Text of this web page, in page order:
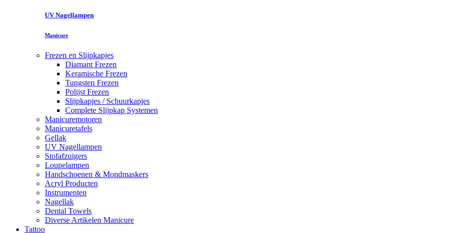
UV Nagellampen
Manicure
Frezen en Slijpkapjes
Diamant Frezen
Keramische Frezen
Tungsten Frezen
Polijst Frezen
Slijpkapjes / Schuurkapjes
Complete Slijpkap Systemen
Manicuremotoren
Manicuretafels
Gellak
UV Nagellampen
Stofafzuigers
Loupelampen
Handschoenen & Mondmaskers
Acryl Producten
Instrumenten
Nagellak
Dental Towels
Diverse Artikelen Manicure
Tattoo